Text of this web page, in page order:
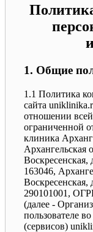
1. Общие
1.1 Политика
сайта
отношении
ограниченной
клиника
Архангельская
163046,
290101001,
(далее -
пользователе
(сервисов)